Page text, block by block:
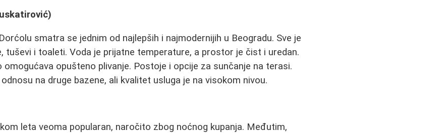
smatra se jednim od najlepših i najmodernijih u Beogradu. Sve je
tuševi i toaleti. Voda je prijatne temperature, a prostor je čist i uredan.
omogućava opušteno plivanje. Postoje i opcije za sunčanje na terasi.
na druge bazene, ali kvalitet usluga je na visokom nivou.
leta veoma popularan, naročito zbog noćnog kupanja. Međutim,